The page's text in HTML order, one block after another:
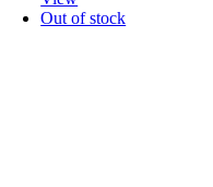
Out of stock